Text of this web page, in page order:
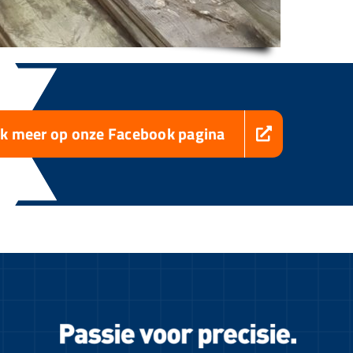
meer op onze Facebook pagina